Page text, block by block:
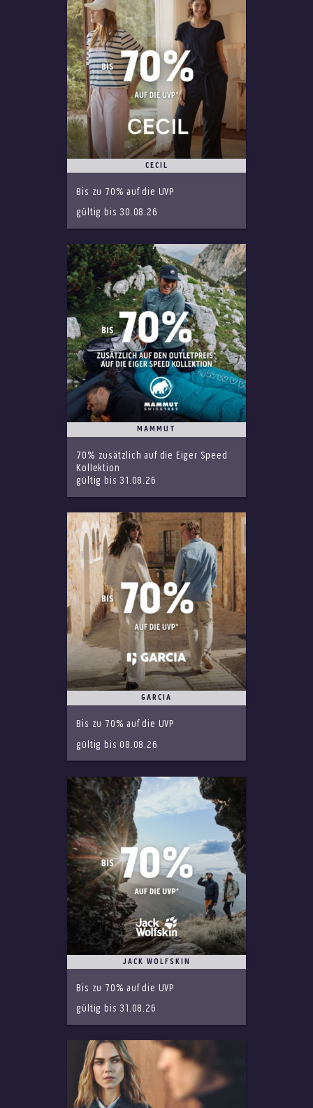
CECIL
Bis zu 70% auf die UVP
gültig bis 30.08.26
MAMMUT
70% zusätzlich auf die Eiger Speed
Kollektion
gültig bis 31.08.26
GARCIA
Bis zu 70% auf die UVP
gültig bis 08.08.26
JACK WOLFSKIN
Bis zu 70% auf die UVP
gültig bis 31.08.26